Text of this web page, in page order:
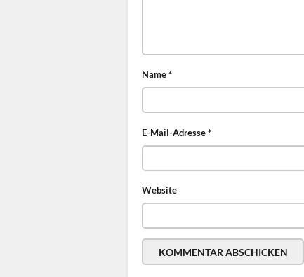
Name*
E-Mail-Adresse*
Website